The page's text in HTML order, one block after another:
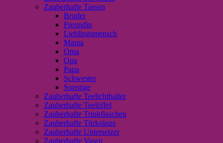
Zauberhafte Tassen
Bruder
Freundin
Lieblingsmensch
Mama
Oma
Opa
Papa
Schwester
Sonstige
Zauberhafte Teelichthalter
Zauberhafte Teelöffel
Zauberhafte Trinkflaschen
Zauberhafte Türkränze
Zauberhafte Untersetzer
Zauberhafte Vasen